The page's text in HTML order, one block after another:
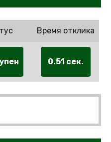
Время отклика
0.51 сек.